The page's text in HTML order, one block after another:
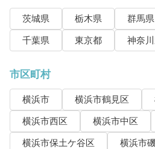
茨城県 栃木県 群馬県
千葉県
東京都 神奈
市区町村
横浜市 横浜市鶴見区
横浜市西区
横浜市中区
横浜市保土ケ谷区
横浜市